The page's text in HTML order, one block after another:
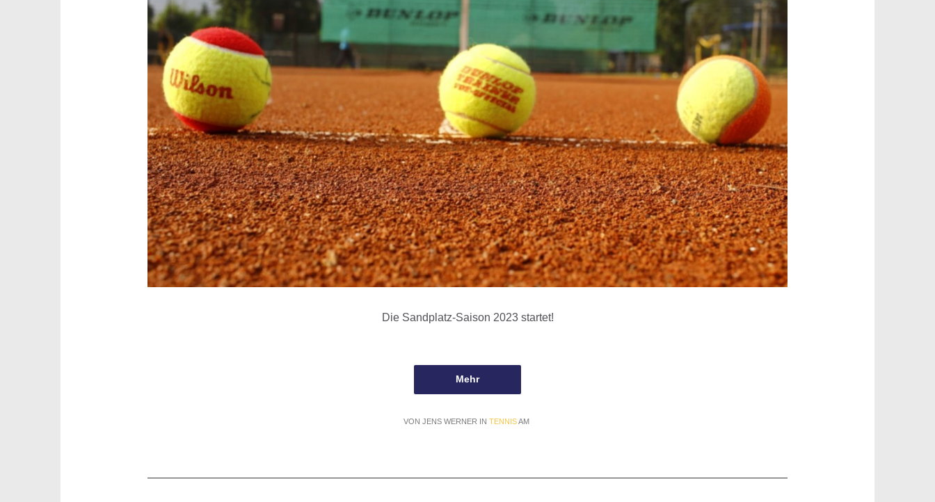
Die Sandplatz-Saison 2023 startet!
Mehr
VON JENS WERNER IN TENNISAM